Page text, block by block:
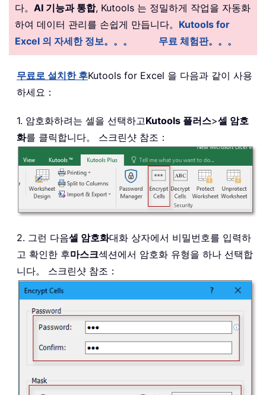
다。 AI 기능과 통합, Kutools 는 정밀하게 작업을 자동화
하여 데이터 관리를 손쉽게 만듭니다。 Kutools for
Excel 의 자세한 정보。。。
무료 체험판。。。
무료로 설치한 후Kutools for Excel 을 다음과 같이 사용
하세요：
1. 암호화하려는 셀을 선택하고Kutools 플러스>셀 암호
화를 클릭합니다。 스크린샷 참조：
2. 그런 다음셀 암호화대화 상자에서 비밀번호를 입력하
고 확인한 후마스크섹션에서 암호화 유형을 하나 선택합
니다。 스크린샷 참조：